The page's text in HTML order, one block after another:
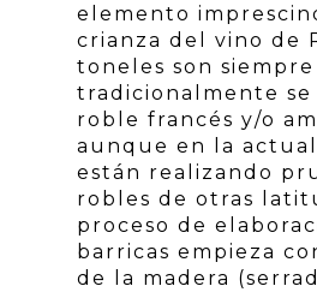
elemento
crianza del vino de
toneles son
tradicionalmente
roble francés y/o
aunque en la
están realizando
robles de otras
proceso de
barricas empieza
de la madera